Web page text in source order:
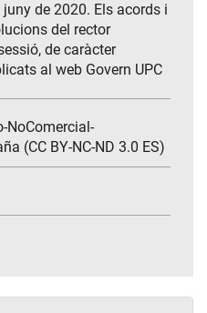
juny de 2020. Els acords i
del rector
de caràcter
al web Govern UPC
NoComercial-
(CC BY-NC-ND 3.0 ES)